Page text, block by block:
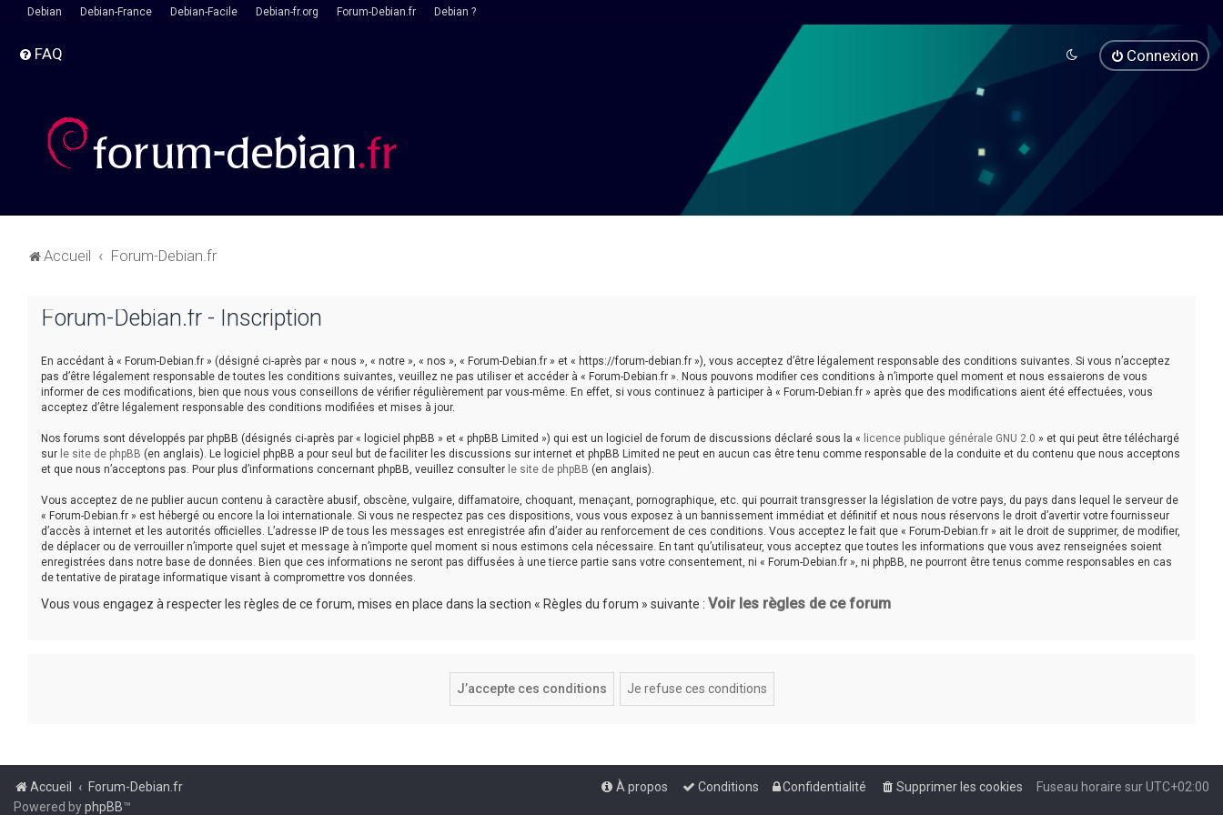
Debian Debian-France Debian-Facile Debian-fr.org Forum-Debian.fr Debian ?
FAQ Connexion
Accueil Forum-Debian.fr
Forum-Debian.fr - Inscription
En accédant à « Forum-Debian.fr » (désigné ci-après par « nous », « notre », « nos », « Forum-Debian.fr » et « https://forum-debian.fr »), vous acceptez d’être légalement responsable des conditions suivantes. Si vous n’acceptez
pas d’être légalement responsable de toutes les conditions suivantes, veuillez ne pas utiliser et accéder à « Forum-Debian.fr ». Nous pouvons modifier ces conditions à n’importe quel moment et nous essaierons de vous
informer de ces modifications, bien que nous vous conseillons de vérifier régulièrement par vous-même. En effet, si vous continuez à participer à « Forum-Debian.fr » après que des modifications aient été effectuées, vous
acceptez d’être légalement responsable des conditions modifiées et mises à jour.
Nos forums sont développés par phpBB (désignés ci-après par « logiciel phpBB » et « phpBB Limited ») qui est un logiciel de forum de discussions déclaré sous la « licence publique générale GNU 2.0 » et qui peut être téléchargé
sur le site de phpBB (en anglais). Le logiciel phpBB a pour seul but de faciliter les discussions sur internet et phpBB Limited ne peut en aucun cas être tenu comme responsable de la conduite et du contenu que nous acceptons
et que nous n’acceptons pas. Pour plus d’informations concernant phpBB, veuillez consulter le site de phpBB (en anglais).
Vous acceptez de ne publier aucun contenu à caractère abusif, obscène, vulgaire, diffamatoire, choquant, menaçant, pornographique, etc. qui pourrait transgresser la législation de votre pays, du pays dans lequel le serveur de
« Forum-Debian.fr » est hébergé ou encore la loi internationale. Si vous ne respectez pas ces dispositions, vous vous exposez à un bannissement immédiat et définitif et nous nous réservons le droit d’avertir votre fournisseur
d’accès à internet et les autorités officielles. L’adresse IP de tous les messages est enregistrée afin d’aider au renforcement de ces conditions. Vous acceptez le fait que « Forum-Debian.fr » ait le droit de supprimer, de modifier,
de déplacer ou de verrouiller n’importe quel sujet et message à n’importe quel moment si nous estimons cela nécessaire. En tant qu’utilisateur, vous acceptez que toutes les informations que vous avez renseignées soient
enregistrées dans notre base de données. Bien que ces informations ne seront pas diffusées à une tierce partie sans votre consentement, ni « Forum-Debian.fr », ni phpBB, ne pourront être tenus comme responsables en cas
de tentative de piratage informatique visant à compromettre vos données.
Vous vous engagez à respecter les règles de ce forum, mises en place dans la section « Règles du forum » suivante : Voir les règles de ce forum
Accueil Forum-Debian.fr Fuseau horaire surUTC+02:00
Supprimer les cookies
Confidentialité
Conditions
À propos
Powered byphpBB™